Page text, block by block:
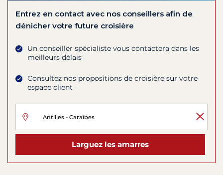
Entrez en contact avec nos conseillers afin de
dénicher votre future croisière
Un conseiller spécialiste vous contactera dans les
meilleurs délais
Consultez nos propositions de croisière sur votre
espace client
Larguez les amarres